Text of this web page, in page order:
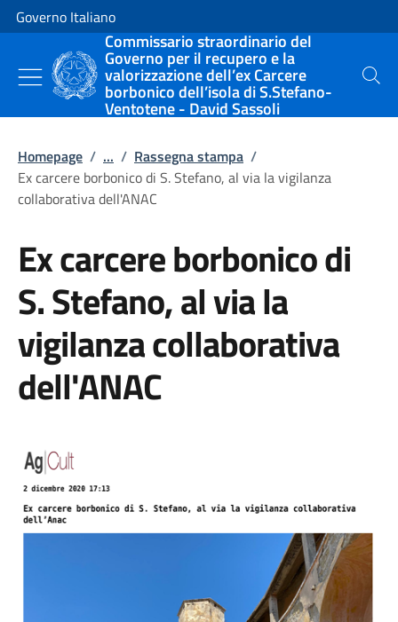
Vai al contenuto
Vai alla navigazione del sito
Governo Italiano
Commissario straordinario del
Governo per il recupero e la
valorizzazione dell’ex Carcere
borbonico dell’isola di S.Stefano-
Ventotene - David Sassoli
Cerca
Homepage / ... / Rassegna stampa /
Ex carcere borbonico di S. Stefano, al via la vigilanza
collaborativa dell'ANAC
Ex carcere borbonico di
S. Stefano, al via la
vigilanza collaborativa
dell'ANAC